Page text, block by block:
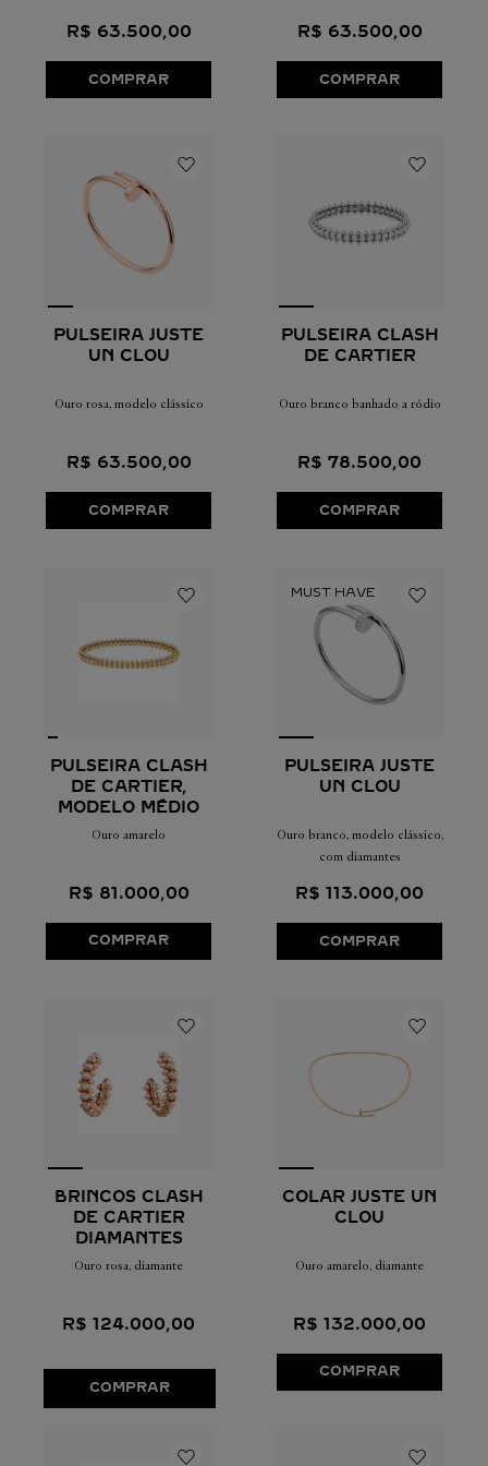
R$ 63.500,00
COMPRAR
R$ 63.500,00
COMPRAR
PULSEIRA JUSTE
UN CLOU
Ouro rosa, modelo clássico
R$ 63.500,00
COMPRAR
PULSEIRA CLASH
DE CARTIER
Ouro branco banhado a ródio
R$ 78.500,00
COMPRAR
PULSEIRA CLASH
DE CARTIER,
MODELO MÉDIO
Ouro amarelo
R$ 81 .000,00
COMPRAR
PULSEIRA JUSTE
UN CLOU
Ouro branco, modelo clássico,
com diamantes
R$ 113.000,00
COMPRAR
BRINCOS CLASH
DE CARTIER
DIAMANTES
Ouro rosa, diamante
R$ 124.000,00
COMPRAR
COLAR JUSTE UN
CLOU
Ouro amarelo, diamante
R$ 132.000,00
COMPRAR